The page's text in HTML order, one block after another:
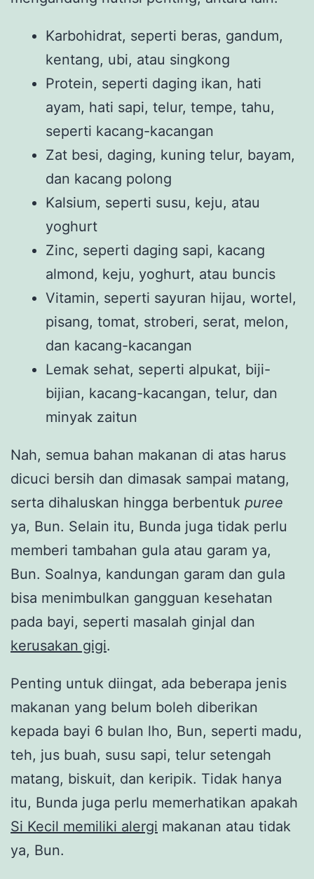
Karbohidrat, seperti beras, gandum,
kentang, ubi, atau singkong
Protein, seperti daging ikan, hati
ayam, hati sapi, telur, tempe, tahu,
seperti kacang-kacangan
Zat besi, daging, kuning telur, bayam,
dan kacang polong
Kalsium, seperti susu, keju, atau
yoghurt
Zinc, seperti daging sapi, kacang
almond, keju, yoghurt, atau buncis
Vitamin, seperti sayuran hijau, wortel,
pisang, tomat, stroberi, serat, melon,
dan kacang-kacangan
Lemak sehat, seperti alpukat, biji-
bijian, kacang-kacangan, telur, dan
minyak zaitun
Nah, semua bahan makanan di atas harus
dicuci bersih dan dimasak sampai matang,
serta dihaluskan hingga berbentuk puree
ya, Bun. Selain itu, Bunda juga tidak perlu
memberi tambahan gula atau garam ya,
Bun. Soalnya, kandungan garam dan gula
bisa menimbulkan gangguan kesehatan
pada bayi, seperti masalah ginjal dan
kerusakan gigi.
Penting untuk diingat, ada beberapa jenis
makanan yang belum boleh diberikan
kepada bayi 6 bulan lho, Bun, seperti madu,
teh, jus buah, susu sapi, telur setengah
matang, biskuit, dan keripik. Tidak hanya
itu, Bunda juga perlu memerhatikan apakah
Si Kecil memiliki alergi makanan atau tidak
ya, Bun.